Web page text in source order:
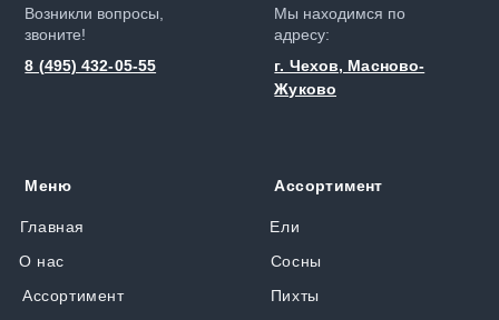
Возникли вопросы,
звоните!
8 (495) 432-05-55
Мы находимся по
адресу:
г. Чехов, Масново-
Жуково
Главная
Меню
О нас
Ассортимент
Ели
Ассортимент
Сосны
Пихты